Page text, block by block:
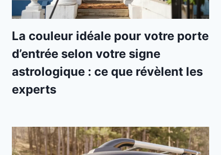
La couleur idéale pour votre porte
d’entrée selon votre signe
astrologique : ce que révèlent les
experts